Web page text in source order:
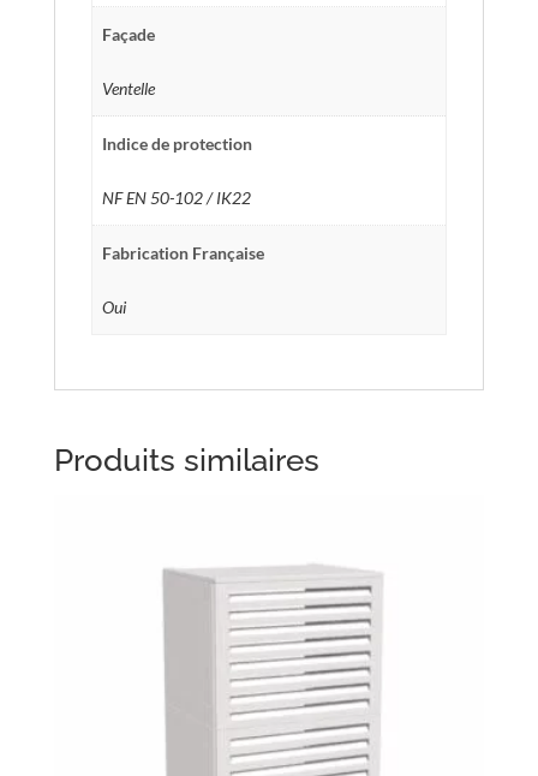
Façade
Ventelle
Indice de protection
NF EN 50-102 / IK22
Fabrication Française
Oui
Produits similaires